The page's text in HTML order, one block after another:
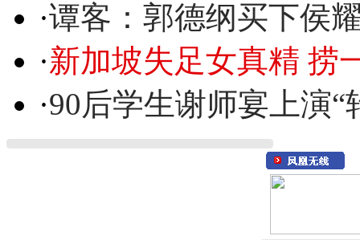
·谭客：郭德纲买下侯
·新加坡失足女真精 捞
·90后学生谢师宴上演“